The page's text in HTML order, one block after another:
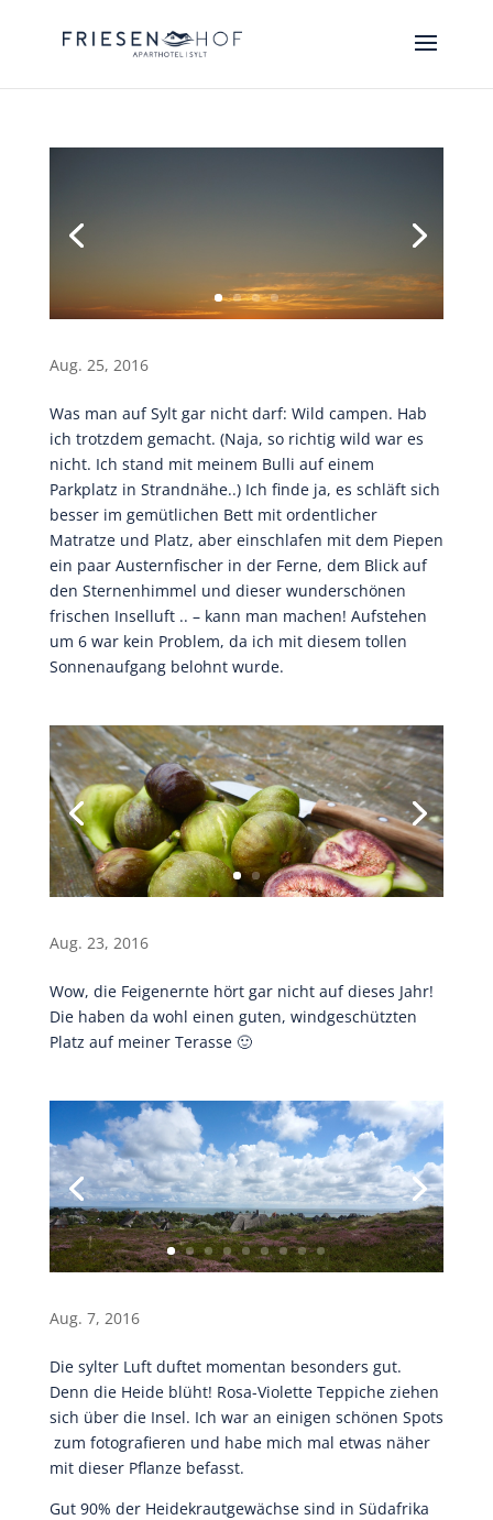
Aug. 25, 2016
Was man auf Sylt gar nicht darf: Wild campen. Hab
ich trotzdem gemacht. (Naja, so richtig wild war es
nicht. Ich stand mit meinem Bulli auf einem
Parkplatz in Strandnähe..) Ich finde ja, es schläft sich
besser im gemütlichen Bett mit ordentlicher
Matratze und Platz, aber einschlafen mit dem Piepen
ein paar Austernfischer in der Ferne, dem Blick auf
den Sternenhimmel und dieser wunderschönen
frischen Inselluft .. – kann man machen! Aufstehen
um 6 war kein Problem, da ich mit diesem tollen
Sonnenaufgang belohnt wurde.
Aug. 23, 2016
Wow, die Feigenernte hört gar nicht auf dieses Jahr!
Die haben da wohl einen guten, windgeschützten
Platz auf meiner Terasse 🙂
Aug. 7, 2016
Die sylter Luft duftet momentan besonders gut.
Denn die Heide blüht! Rosa-Violette Teppiche ziehen
sich über die Insel. Ich war an einigen schönen Spots
zum fotografieren und habe mich mal etwas näher
mit dieser Pflanze befasst.
Gut 90% der Heidekrautgewächse sind in Südafrika